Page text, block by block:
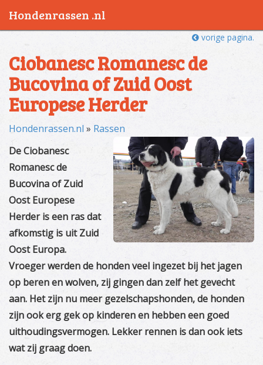
vorige pagina.
Ciobanesc Romanesc de
Bucovina of Zuid Oost
Europese Herder
Hondenrassen.nl » Rassen
De Ciobanesc
Romanesc de
Bucovina of Zuid
Oost Europese
Herder is een ras dat
afkomstig is uit Zuid
Oost Europa.
Vroeger werden de honden veel ingezet bij het jagen
op beren en wolven, zij gingen dan zelf het gevecht
aan. Het zijn nu meer gezelschapshonden, de honden
zijn ook erg gek op kinderen en hebben een goed
uithoudingsvermogen. Lekker rennen is dan ook iets
wat zij graag doen.
Hondenrassen .nl